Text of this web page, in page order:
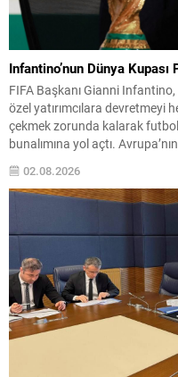
Infantino’nun Dünya Kupası
FIFA Başkanı Gianni Infantino,
özel yatırımcılara devretmeyi
çekmek zorunda kalarak
bunalımına yol açtı.
açıkladı ve sürecin
sürdü....
02.08.2026